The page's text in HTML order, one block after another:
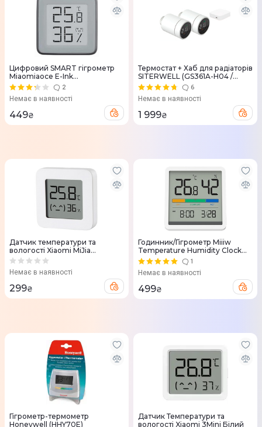
Цифровий SMART гігрометр
Miaomiaoce E-Ink
Hygrothermograph BT2.0
MHO-C401
2
Немає в наявності
449₴
Термостат + Хаб для радіаторів
SITERWELL (GS361A-H04 /
TYGWZW-01) 6
Немає в наявності
1 999₴
Датчик температури та
вологості Xiaomi MiJia
(NUN4126GL)
Немає в наявності
299₴
Годинник/Гігрометр Miiiw
Temperature Humidity Clock
NK5253
1
Немає в наявності
499₴
Гігрометр-термометр
Honeywell (HHY70E)
Датчик Температури та
вологості Xiaomi 3Mini Білий